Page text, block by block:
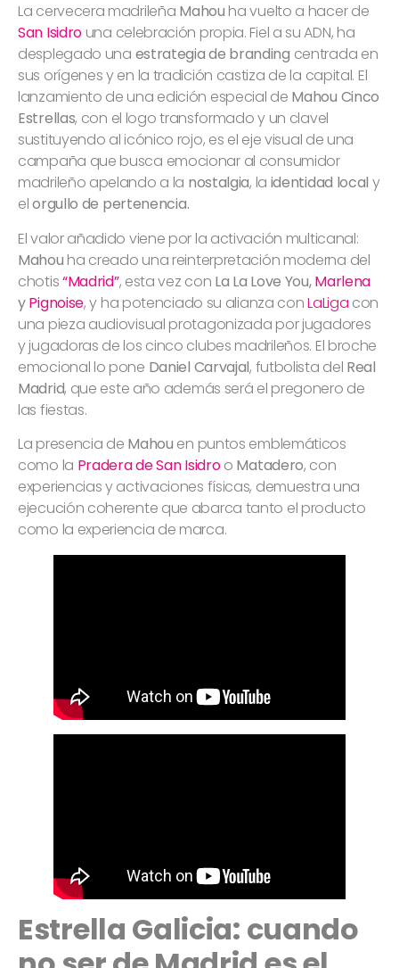
La cervecera madrileña Mahou ha vuelto a hacer de
San Isidro una celebración propia. Fiel a su ADN, ha
desplegado una estrategia de branding centrada en
sus orígenes y en la tradición castiza de la capital. El
lanzamiento de una edición especial de Mahou Cinco
Estrellas, con el logo transformado y un clavel
sustituyendo al icónico rojo, es el eje visual de una
campaña que busca emocionar al consumidor
madrileño apelando a la nostalgia, la identidad local y
elorgullo de pertenencia.
El valor añadido viene por la activación multicanal:
Mahou ha creado una reinterpretación moderna del
chotis“Madrid”, esta vez con La La Love You,Marlena
yPignoise, y ha potenciado su alianza conLaLiga con
una pieza audiovisual protagonizada por jugadores
y jugadoras de los cinco clubes madrileños. El broche
emocional lo pone Daniel Carvajal, futbolista del Real
Madrid, que este año además será el pregonero de
las fiestas.
La presencia de Mahou en puntos emblemáticos
como la Pradera de San Isidroo Matadero, con
experiencias y activaciones físicas, demuestra una
ejecución coherente que abarca tanto el producto
como la experiencia de marca.
Estrella Galicia: cuando